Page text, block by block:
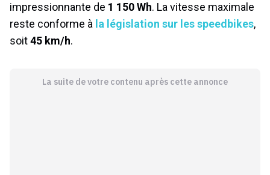
impressionnante de 1 150 Wh. La vitesse maximale
reste conforme à la législation sur les speedbikes,
soit45 km/h.
La suite de votre contenu après cette annonce